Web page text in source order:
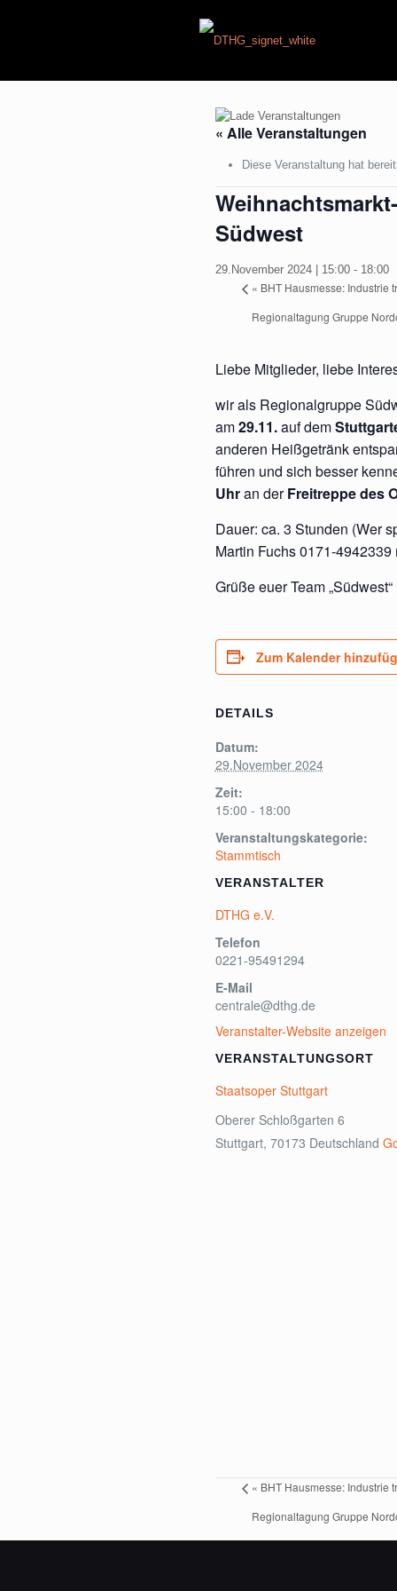
« Alle Veranstaltungen
Diese Veranstaltung hat
Südwest
29.November 2024 | 15:00- 18:00
« BHT Hausmesse: Industrie
Regionaltagung Gruppe
Liebe Mitglieder, liebe
wir als Regionalgruppe
am29.11.auf dem
anderen Heißgetränk
führen und sich besser
Uhran derFreitreppe des
Dauer: ca. 3 Stunden (Wer
Martin Fuchs 0171-4942339
Grüße euer Team „Südwest“
Zum Kalender
DETAILS
Datum:
29.November 2024
Zeit:
15:00 - 18:00
Veranstaltungskategorie:
Stammtisch
VERANSTALTER
DTHG e.V.
Telefon
0221-95491294
E-Mail
centrale@dthg.de
Veranstalter-Website anzeigen
VERANSTALTUNGSORT
Staatsoper Stuttgart
Oberer Schloßgarten 6
Stuttgart, 70173 Deutschland
« BHT Hausmesse: Industrie
Regionaltagung Gruppe